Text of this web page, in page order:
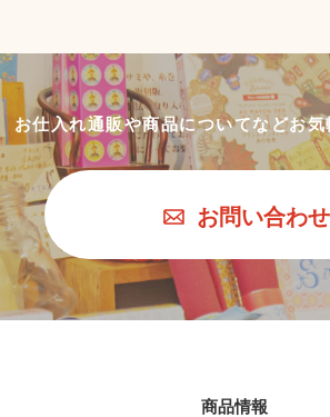
お仕入れ通販や商品についてなどお
お問い合わ
商品情報